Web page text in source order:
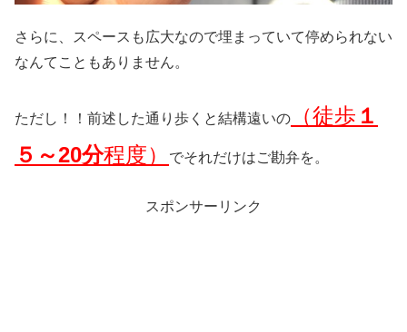
さらに、スペースも広大なので埋まっていて停められない
なんてこともありません。
ただし！！前述した通り歩くと結構遠いの （徒歩 １
５～20分程度） でそれだけはご勘弁を。
スポンサーリンク